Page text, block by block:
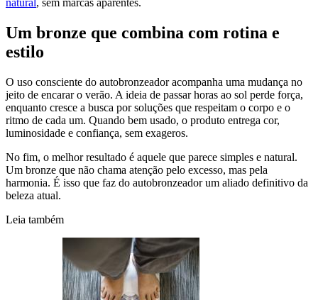
natural, sem marcas aparentes.
Um bronze que combina com rotina e
estilo
O uso consciente do autobronzeador acompanha uma mudança no
jeito de encarar o verão. A ideia de passar horas ao sol perde força,
enquanto cresce a busca por soluções que respeitam o corpo e o
ritmo de cada um. Quando bem usado, o produto entrega cor,
luminosidade e confiança, sem exageros.
No fim, o melhor resultado é aquele que parece simples e natural.
Um bronze que não chama atenção pelo excesso, mas pela
harmonia. É isso que faz do autobronzeador um aliado definitivo da
beleza atual.
Leia também